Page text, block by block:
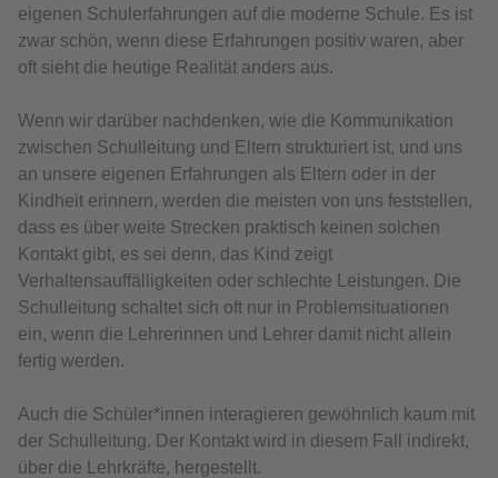
eigenen Schulerfahrungen auf die moderne Schule. Es ist
zwar schön, wenn diese Erfahrungen positiv waren, aber
oft sieht die heutige Realität anders aus.
Wenn wir darüber nachdenken, wie die Kommunikation
zwischen Schulleitung und Eltern strukturiert ist, und uns
an unsere eigenen Erfahrungen als Eltern oder in der
Kindheit erinnern, werden die meisten von uns feststellen,
dass es über weite Strecken praktisch keinen solchen
Kontakt gibt, es sei denn, das Kind zeigt
Verhaltensauffälligkeiten oder schlechte Leistungen. Die
Schulleitung schaltet sich oft nur in Problemsituationen
ein, wenn die Lehrerinnen und Lehrer damit nicht allein
fertig werden.
Auch die Schüler*innen interagieren gewöhnlich kaum mit
der Schulleitung. Der Kontakt wird in diesem Fall indirekt,
über die Lehrkräfte, hergestellt.